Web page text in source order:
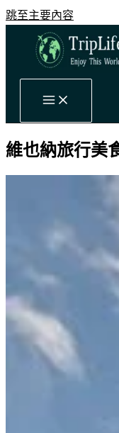
跳至主要內容
維也納旅行美